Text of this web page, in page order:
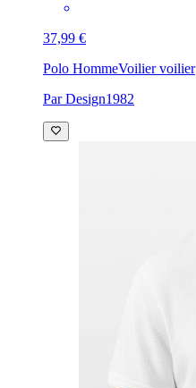
37,99 €
Polo HommeVoilier voilier
Par Design1982